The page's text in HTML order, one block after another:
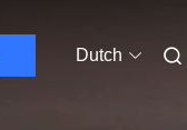
Dutch